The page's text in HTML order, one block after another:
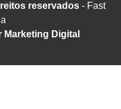
reservados- Fast
Marketing Digital